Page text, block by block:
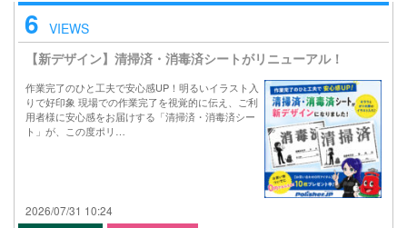
6 VIEWS
【新デザイン】清掃済・消毒済シートがリニューアル！
作業完了のひと工夫で安心感UP！明るいイラスト入
りで好印象 現場での作業完了を視覚的に伝え、ご利
用者様に安心感をお届けする「清掃済・消毒済シー
ト」が、この度ポリ…
2026/07/31 10:24